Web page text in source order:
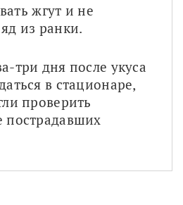
жгут и не
из ранки.
три дня после укуса
в стационаре,
проверить
пострадавших